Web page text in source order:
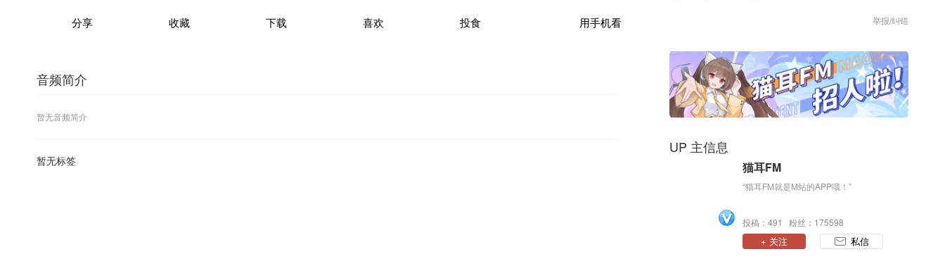
分享 收藏 下载 喜欢 投食 用手机看 举报/纠错
音频简介
暂无音频简介
暂无标签
UP 主信息
猫耳FM
“猫耳FM就是M站的APP哦！”
投稿：491 粉丝：175598
+ 关注 私信